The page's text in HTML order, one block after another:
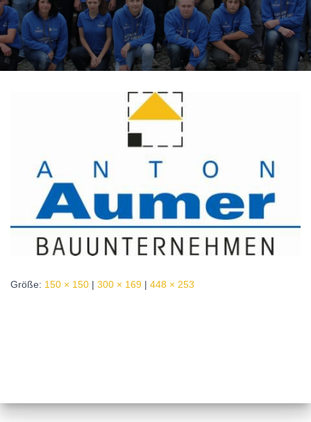
C
H
A
E
Größe: 150 × 150 | 300 × 169 | 448 × 253